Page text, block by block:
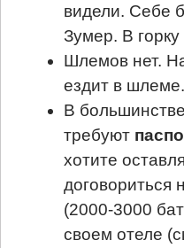
видели. Себе
Зумер. В горку
Шлемов нет.
ездит в шлеме.
В
требуют
хотите
договориться
(2000-3000
своем отеле